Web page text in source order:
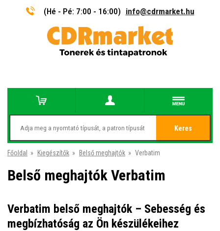
(Hé - Pé: 7:00 - 16:00) info@cdrmarket.hu
Keres
Főoldal » Kiegészítők » Belső meghajtók » Verbatim
Belső meghajtók Verbatim
Verbatim belső meghajtók – Sebesség és
megbízhatóság az Ön készülékeihez